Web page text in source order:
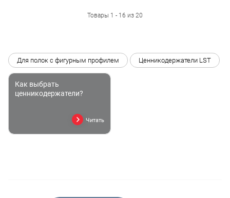
Товары 1 - 16 из 20
Для полок с фигурным профилем Ценникодержатели LST
Как выбрать
ценникодержатели?
Читать